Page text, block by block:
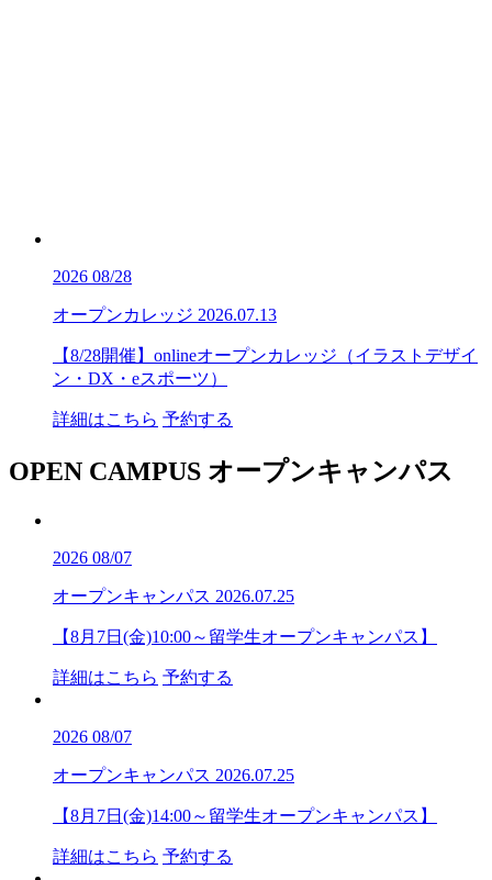
2026 08/28
オープンカレッジ 2026.07.13
【8/28開催】onlineオープンカレッジ（イラストデザイ
ン・DX・eスポーツ）
詳細はこちら 予約する
OPEN CAMPUS オープンキャンパス
2026 08/07
オープンキャンパス 2026.07.25
【8月7日(金)10:00～留学生オープンキャンパス】
詳細はこちら 予約する
2026 08/07
オープンキャンパス 2026.07.25
【8月7日(金)14:00～留学生オープンキャンパス】
詳細はこちら 予約する